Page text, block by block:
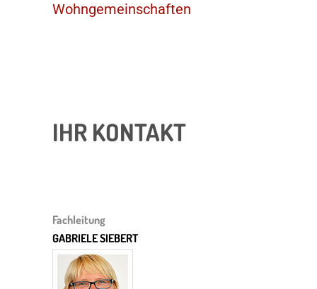
Wohngemeinschaften
IHR KONTAKT
Fachleitung
GABRIELE SIEBERT